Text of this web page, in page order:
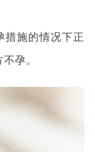
措施的情况下正
孕。